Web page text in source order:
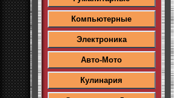
Компьютерные
Электроника
Авто-Мото
Кулинария